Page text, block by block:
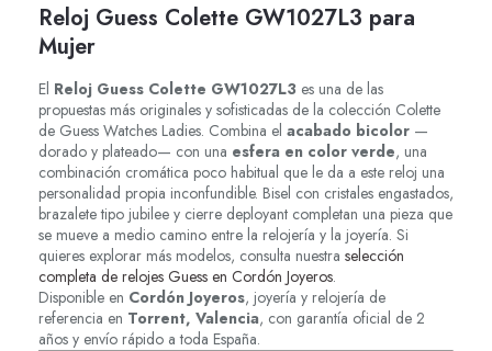
Reloj Guess Colette GW1027L3 para
Mujer
El Reloj Guess Colette GW1027L3 es una de las
propuestas más originales y sofisticadas de la colección Colette
de Guess Watches Ladies. Combina el acabado bicolor —
dorado y plateado— con una esfera en color verde, una
combinación cromática poco habitual que le da a este reloj una
personalidad propia inconfundible. Bisel con cristales engastados,
brazalete tipo jubilee y cierre deployant completan una pieza que
se mueve a medio camino entre la relojería y la joyería. Si
quieres explorar más modelos, consulta nuestra selección
completa de relojes Guess en Cordón Joyeros.
Disponible en Cordón Joyeros, joyería y relojería de
referencia en Torrent, Valencia, con garantía oficial de 2
años y envío rápido a toda España.